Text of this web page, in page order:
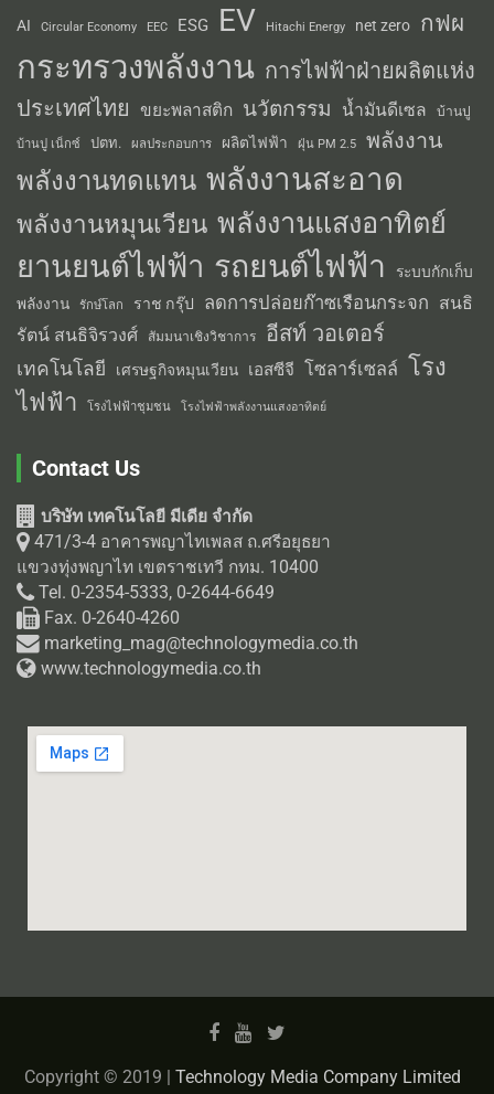
AI Circular Economy EEC ESG EV Hitachi Energy net zero กฟผ
กระทรวงพลังงาน การไฟฟ้าฝ่ายผลิตแห่ง
ประเทศไทย
ขยะพลาสติก นวัตกรรม น้ำมันดีเซล บ้านปู
บ้านปู เน็กซ์ ปตท. ผลประกอบการ ผลิตไฟฟ้า ฝุ่น PM 2.5 พลังงาน
พลังงานทดแทน พลังงานสะอาด
พลังงานหมุนเวียน พลังงานแสงอาทิตย์
ยานยนต์ไฟฟ้า รถยนต์ไฟฟ้า
ระบบกักเก็บ
พลังงาน
รักษ์โลก ราช กรุ๊ป ลดการปล่อยก๊าซเรือนกระจก สนธิ
รัตน์ สนธิจิรวงศ์
สัมมนาเชิงวิชาการ อีสท์ วอเตอร์
เทคโนโลยี เศรษฐกิจหมุนเวียน เอสซีจี โซลาร์เซลล์ โรง
ไฟฟ้า
โรงไฟฟ้าชุมชน โรงไฟฟ้าพลังงานแสงอาทิตย์
Contact Us
บริษัท เทคโนโลยี มีเดีย จำกัด
471/3-4 อาคารพญาไทเพลส ถ.ศรีอยุธยา
แขวงทุ่งพญาไท เขตราชเทวี กทม. 10400
Tel. 0-2354-5333, 0-2644-6649
Fax. 0-2640-4260
marketing_mag@technologymedia.co.th
www.technologymedia.co.th
Copyright © 2019 | Technology Media Company Limited